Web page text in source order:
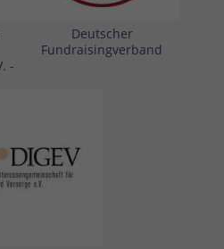
-
Deutscher
Fundraisingverband